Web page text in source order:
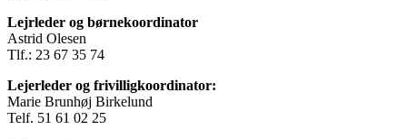
Lejrleder og børnekoordinator
Astrid Olesen
Tlf.: 23 67 35 74
Lejerleder og frivilligkoordinator:
Marie Brunhøj Birkelund
Telf. 51 61 02 25